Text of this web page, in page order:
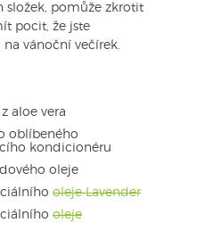
složek, pomůže zkrotit
pocit, že jste
vánoční večírek.
aloe vera
oblíbeného
kondicionéru
oleje
oleje Lavender
oleje